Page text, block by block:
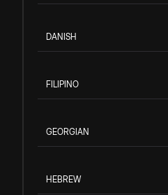
DANISH
FILIPINO
GEORGIAN
HEBREW